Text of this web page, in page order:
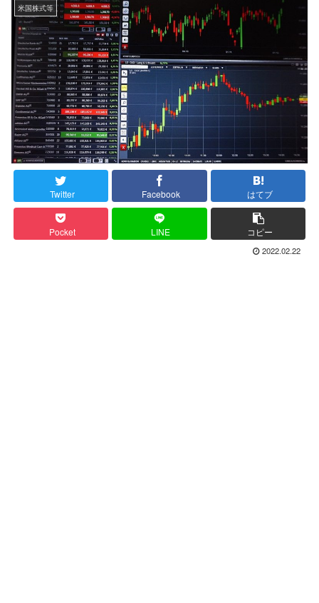
米国株式等
Twitter Facebook はてブ
Pocket LINE コピー
2022.02.22